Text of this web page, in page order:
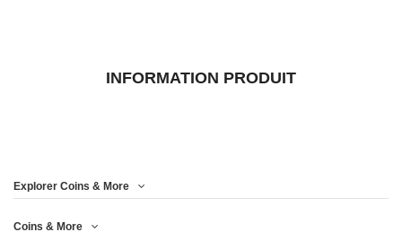
INFORMATION PRODUIT
Explorer Coins & More
Coins & More